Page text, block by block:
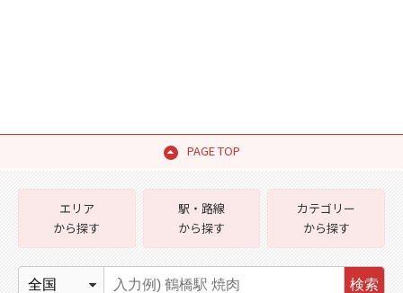
PAGE TOP
エリア
から探す
駅・路線
から探す
カテゴリー
から探す
検索